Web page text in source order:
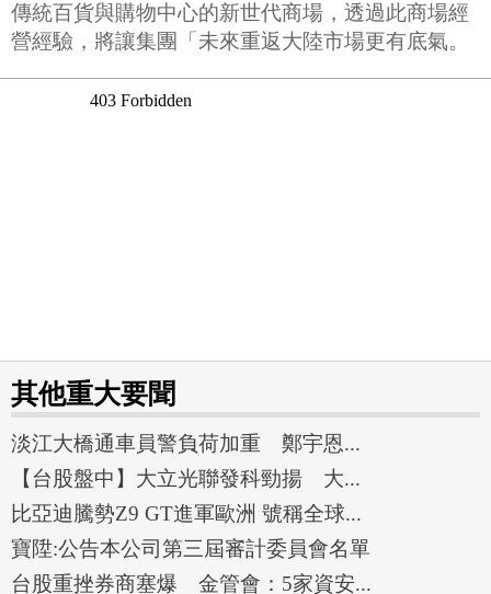
傳統百貨與購物中心的新世代商場，透過此商場經
營經驗，將讓集團「未來重返大陸市場更有底氣。
其他重大要聞
淡江大橋通車員警負荷加重 鄭宇恩...
【台股盤中】大立光聯發科勁揚 大...
比亞迪騰勢Z9 GT進軍歐洲 號稱全球...
寶陞:公告本公司第三屆審計委員會名單
台股重挫券商塞爆 金管會：5家資安...